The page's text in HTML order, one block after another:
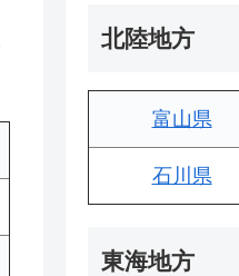
北陸地方
富山県
石川県
東海地方